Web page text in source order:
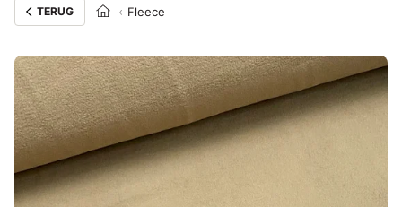
TERUG Fleece